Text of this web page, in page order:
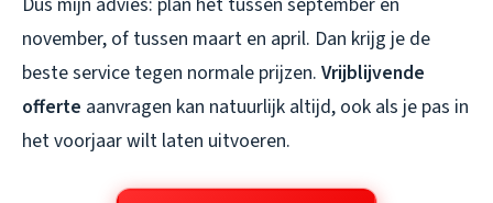
november, of tussen maart en april. Dan krijg je de
beste service tegen normale prijzen. Vrijblijvende
offerte aanvragen kan natuurlijk altijd, ook als je pas in
het voorjaar wilt laten uitvoeren.